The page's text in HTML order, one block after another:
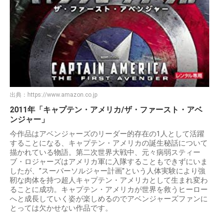
出典： https://www.amazon.co.jp
2011年「キャプテン・アメリカ/ザ・ファースト・アベ
ンジャー」
今作品はアベンジャーズのリーダー的存在の1人として活躍
することになる、キャプテン・アメリカの誕生秘話について
描かれている物語。第二次世界大戦中、元々病弱スティー
ブ・ロジャーズはアメリカ軍に入隊することもできずにいま
したが、”スーパーソルジャー計画”という人体実験により強
靭な肉体を持つ超人キャプテン・アメリカとして生まれ変わ
ることに成功。キャプテン・アメリカが世界を救うヒーロー
へと成長していく姿が楽しめるのでアベンジャーズファンに
とっては欠かせない作品です。